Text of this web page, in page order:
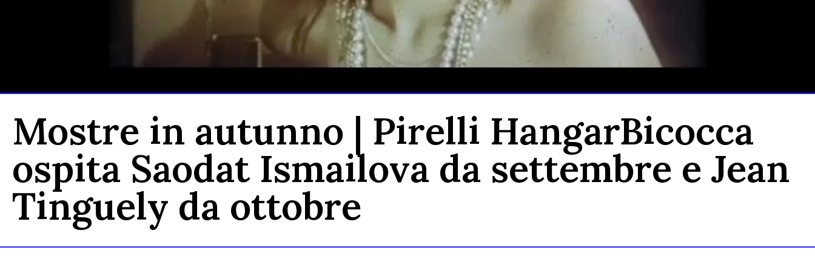
Mostre in autunno | Pirelli HangarBicocca
ospita Saodat Ismailova da settembre e Jean
Tinguely da ottobre